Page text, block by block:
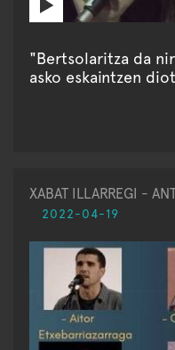
"Bertsolaritza da
asko eskaintzen
XABAT ILLARREGI -
2022-04-19